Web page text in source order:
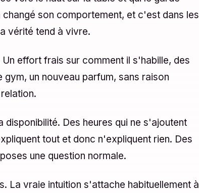
son comportement, et c'est dans les
vérité tend à vivre.
effort frais sur comment il s'habille, des
un nouveau parfum, sans raison
disponibilité. Des heures qui ne s'ajoutent
tout et donc n'expliquent rien. Des
une question normale.
La vraie intuition s'attache habituellement à